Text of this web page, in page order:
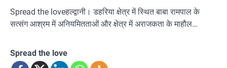
Spread the loveहल्द्वानी। डहरिया क्षेत्र में स्थित बाबा रामपाल के
सत्संग आश्रम में अनियमितताओं और क्षेत्र में अराजकता के माहौल…
Spread the love